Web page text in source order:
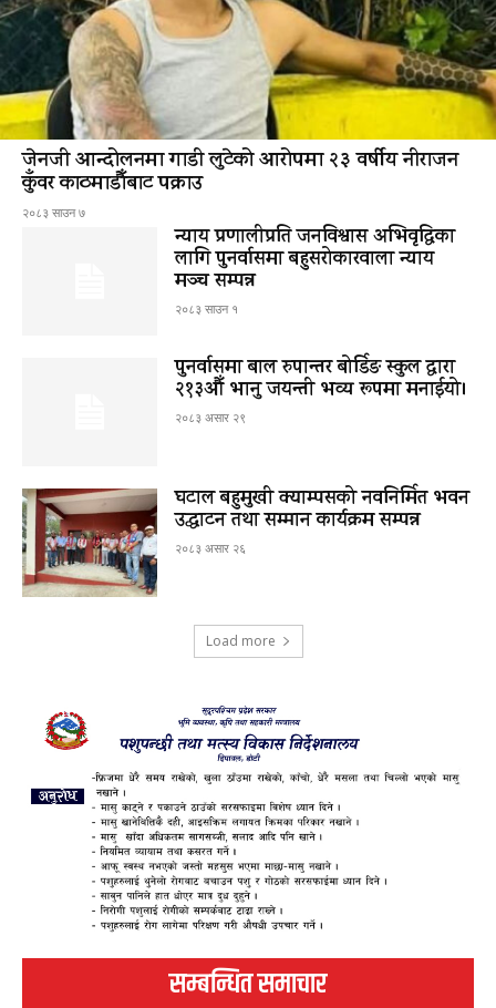
जेनजी आन्दोलनमा गाडी लुटेको आरोपमा २३ वर्षीय नीराजन
कुँवर काठमाडौँबाट पक्राउ
२०८३ साउन ७
न्याय प्रणालीप्रति जनविश्वास अभिवृद्धिका
लागि पुनर्वासमा बहुसरोकारवाला न्याय
मञ्च सम्पन्न
२०८३ साउन १
पुनर्वासमा बाल रुपान्तर बोर्डिङ स्कुल द्धारा
२१३औँ भानु जयन्ती भव्य रूपमा मनाईयो।
२०८३ असार २९
घटाल बहुमुखी क्याम्पसको नवनिर्मित भवन
उद्घाटन तथा सम्मान कार्यक्रम सम्पन्न
२०८३ असार २६
Load more
सम्बन्धित समाचार